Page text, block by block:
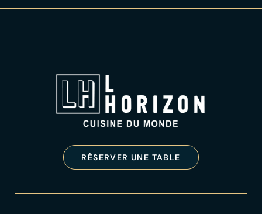
RÉSERVER UNE TABLE